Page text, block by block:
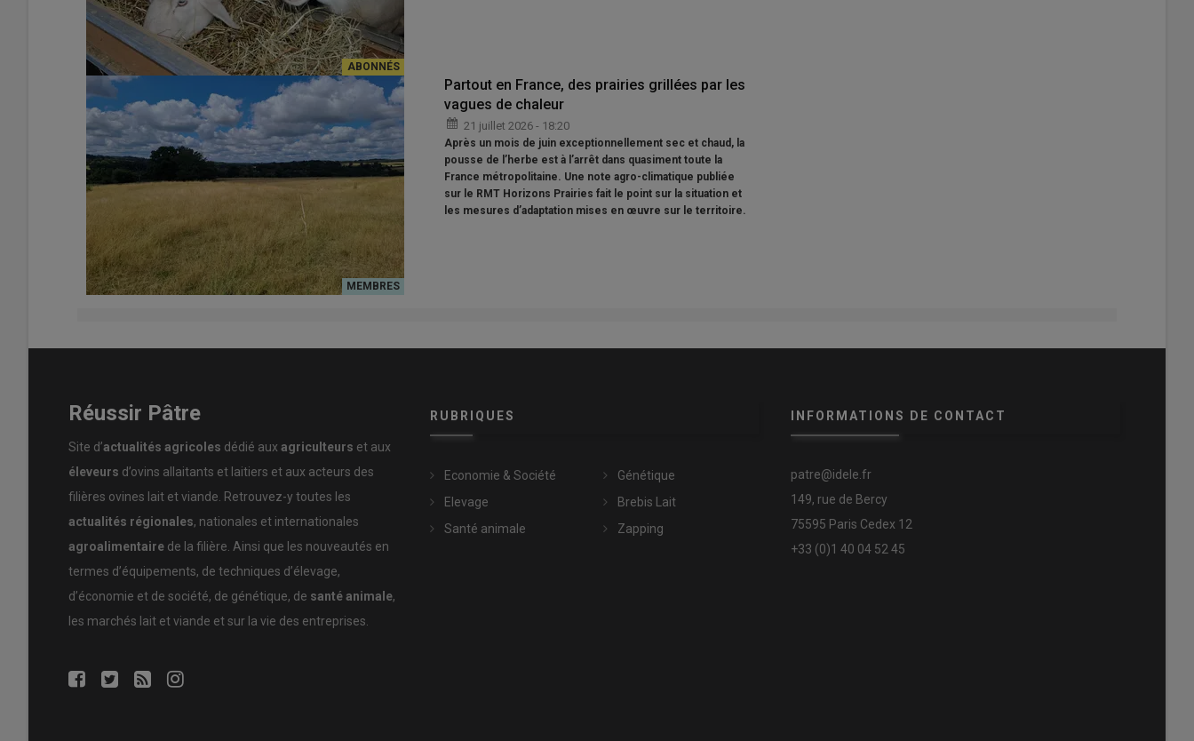
Partout en France, des prairies grillées par les
vagues de chaleur
21 juillet 2026 - 18:20
Après un mois de juin exceptionnellement sec et chaud, la
pousse de l’herbe est à l’arrêt dans quasiment toute la
France métropolitaine. Une note agro-climatique publiée
sur le RMT Horizons Prairies fait le point sur la situation et
les mesures d’adaptation mises en œuvre sur le territoire.
Réussir Pâtre
Site d’actualités agricoles dédié aux agriculteurs et aux
éleveurs d’ovins allaitants et laitiers et aux acteurs des
filières ovines lait et viande. Retrouvez-y toutes les
actualités régionales, nationales et internationales
agroalimentaire de la filière. Ainsi que les nouveautés en
termes d’équipements, de techniques d’élevage,
d’économie et de société, de génétique, de santé animale,
les marchés lait et viande et sur la vie des entreprises.
RUBRIQUES
Economie & Société
Elevage
Santé animale
Génétique
Brebis Lait
Zapping
INFORMATIONS DE CONTACT
patre@idele.fr
149, rue de Bercy
75595 Paris Cedex 12
+33 (0)1 40 04 52 45